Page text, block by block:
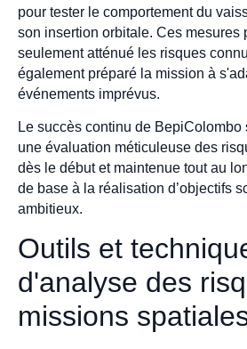
pour tester le comportement du
son insertion orbitale. Ces mesures
seulement atténué les risques
également préparé la mission à
événements imprévus.
Le succès continu de
une évaluation méticuleuse des
dès le début et maintenue tout au
de base à la réalisation d’objectifs
ambitieux.
Outils et
d'analyse des
missions